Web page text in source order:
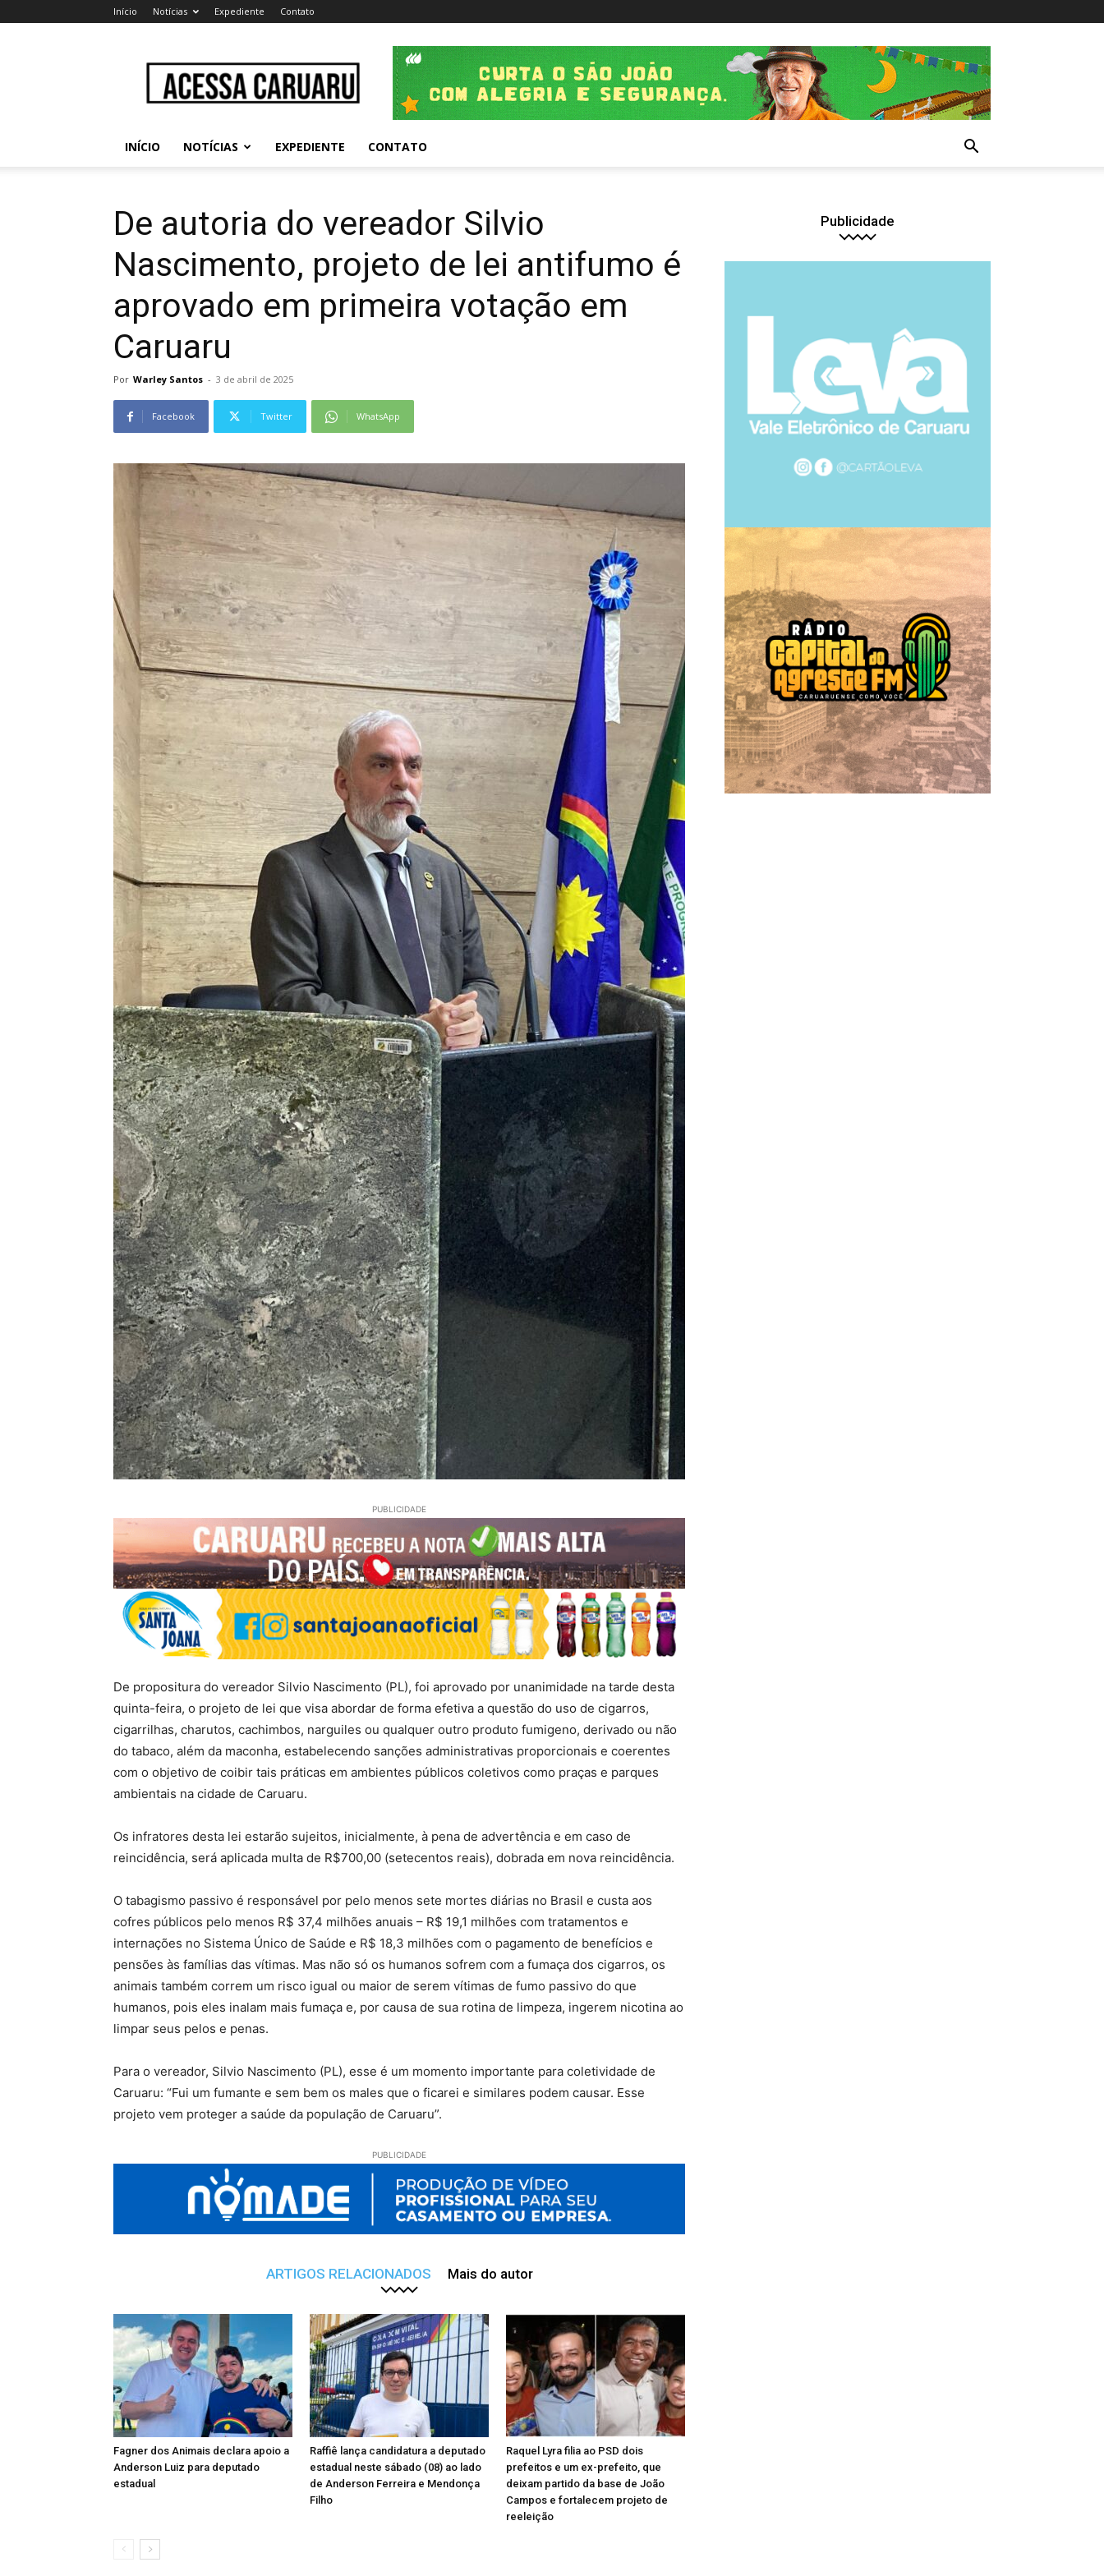
Início Notícias Expediente Contato
Caruaru
INÍCIO NOTÍCIAS EXPEDIENTE CONTATO
De autoria do vereador Silvio
Nascimento, projeto de lei antifumo é
aprovado em primeira votação em
Caruaru
Por Warley Santos - 3 de abril de 2025
Facebook Twitter WhatsApp
PUBLICIDADE
De propositura do vereador Silvio Nascimento (PL), foi aprovado por unanimidade na tarde desta
quinta-feira, o projeto de lei que visa abordar de forma efetiva a questão do uso de cigarros,
cigarrilhas, charutos, cachimbos, narguiles ou qualquer outro produto fumigeno, derivado ou não
do tabaco, além da maconha, estabelecendo sanções administrativas proporcionais e coerentes
com o objetivo de coibir tais práticas em ambientes públicos coletivos como praças e parques
ambientais na cidade de Caruaru.
Os infratores desta lei estarão sujeitos, inicialmente, à pena de advertência e em caso de
reincidência, será aplicada multa de R$700,00 (setecentos reais), dobrada em nova reincidência.
O tabagismo passivo é responsável por pelo menos sete mortes diárias no Brasil e custa aos
cofres públicos pelo menos R$ 37,4 milhões anuais – R$ 19,1 milhões com tratamentos e
internações no Sistema Único de Saúde e R$ 18,3 milhões com o pagamento de benefícios e
pensões às famílias das vítimas. Mas não só os humanos sofrem com a fumaça dos cigarros, os
animais também correm um risco igual ou maior de serem vítimas de fumo passivo do que
humanos, pois eles inalam mais fumaça e, por causa de sua rotina de limpeza, ingerem nicotina ao
limpar seus pelos e penas.
Para o vereador, Silvio Nascimento (PL), esse é um momento importante para coletividade de
Caruaru: “Fui um fumante e sem bem os males que o ficarei e similares podem causar. Esse
projeto vem proteger a saúde da população de Caruaru”.
PUBLICIDADE
ARTIGOS RELACIONADOS Mais do autor
Fagner dos Animais declara apoio a
Anderson Luiz para deputado
estadual
Raffiê lança candidatura a deputado
estadual neste sábado (08) ao lado
de Anderson Ferreira e Mendonça
Filho
Raquel Lyra filia ao PSD dois
prefeitos e um ex-prefeito, que
deixam partido da base de João
Campos e fortalecem projeto de
reeleição
Publicidade